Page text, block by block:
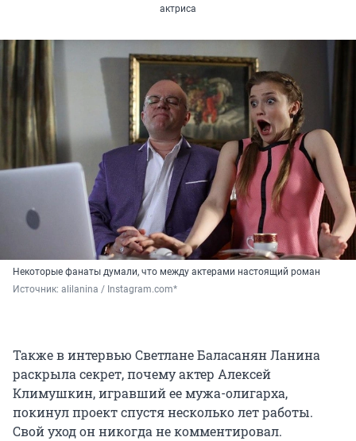
актриса
Некоторые фанаты думали, что между актерами настоящий роман
Источник: alilanina / Instagram.com*
Также в интервью Светлане Баласанян Ланина
раскрыла секрет, почему актер Алексей
Климушкин, игравший ее мужа-олигарха,
покинул проект спустя несколько лет работы.
Свой уход он никогда не комментировал.